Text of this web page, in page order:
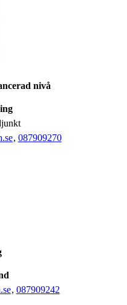
nivå
, 087909270
, 087909242